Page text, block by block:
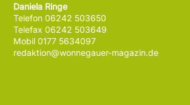
Daniela Ringe
Telefon 06242 503650
Telefax 06242 503649
Mobil 0177 5634097
redaktion@wonnegauer-magazin.de